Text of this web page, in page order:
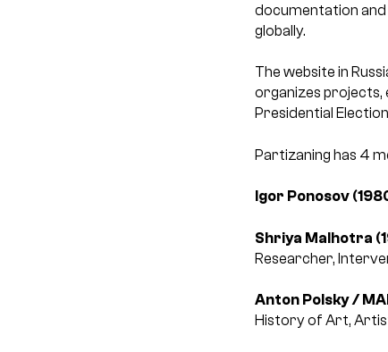
documentation and
globally.
The website in
organizes projects,
Presidential
Partizaning has 4
Igor Ponosov
Shriya Malhotra
Researcher,
Anton Polsky /
History of Art,